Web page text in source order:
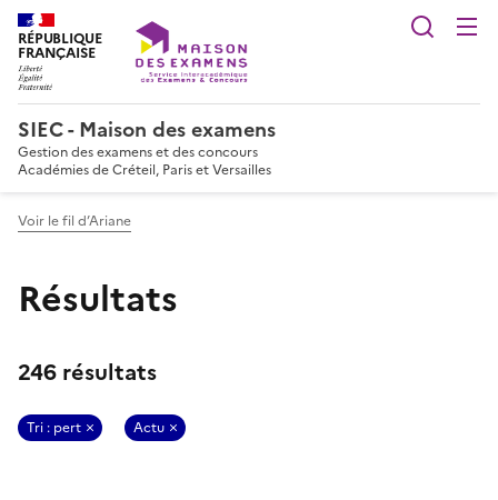
RÉPUBLIQUE
FRANÇAISE
SIEC - Maison des examens
Gestion des examens et des concours
Académies de Créteil, Paris et Versailles
Voir le fil d’Ariane
Résultats
246 résultats
Tri : pert Actu